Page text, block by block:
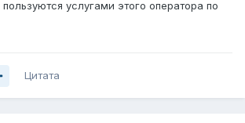
услугами этого оператора по
Цитата